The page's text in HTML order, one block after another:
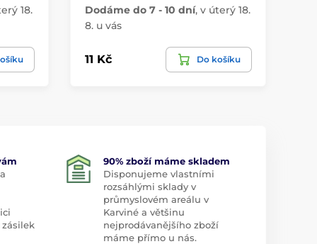
18.
Dodáme do 7 - 10 dní, v úterý 18.
8. u vás
11 Kč Do košíku
90% zboží máme skladem
Disponujeme vlastními
rozsáhlými sklady v
průmyslovém areálu v
Karviné a většinu
nejprodávanějšího zboží
máme přímo u nás.